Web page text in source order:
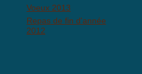
Voeux 2013
Repas de fin d'année
2012